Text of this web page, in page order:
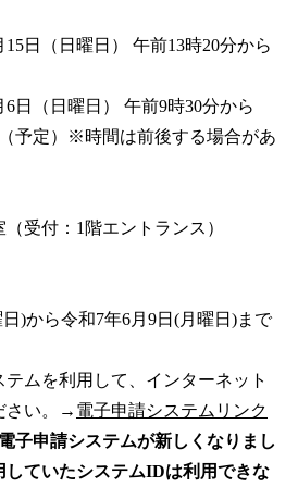
日（日曜日） 午前13時20分から
日（日曜日） 午前9時30分から
（予定）※時間は前後する場合があ
受付：1階エントランス）
)から令和7年6月9日(月曜日)まで
ムを利用して、インターネット
さい。→ 電子申請システムリンク
子申請システムが新しくなりまし
していたシステムIDは利用できな